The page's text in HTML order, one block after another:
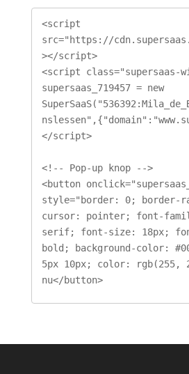
<script
src="https://
></script>
<script class="supersaas-
supersaas_719457 = new
</script>
<!-- Pop-up knop -->
<button
style="border: 0; border-
cursor: pointer; font-
serif; font-size: 18px;
bold; background-color:
5px 10px; color: rgb(255,
nu</button>